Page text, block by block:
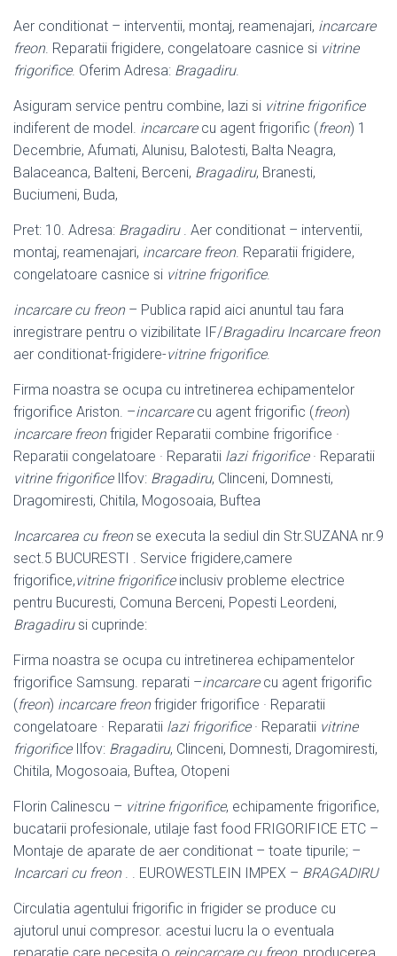
Aer conditionat – interventii, montaj, reamenajari, incarcare
freon. Reparatii frigidere, congelatoare casnice si vitrine
frigorifice. Oferim Adresa: Bragadiru.
Asiguram service pentru combine, lazi si vitrine frigorifice
indiferent de model. incarcarecu agent frigorific (freon) 1
Decembrie, Afumati, Alunisu, Balotesti, Balta Neagra,
Balaceanca, Balteni, Berceni, Bragadiru, Branesti,
Buciumeni, Buda,
Pret: 10. Adresa: Bragadiru. Aer conditionat – interventii,
montaj, reamenajari, incarcare freon. Reparatii frigidere,
congelatoare casnice si vitrine frigorifice.
incarcare cu freon– Publica rapid aici anuntul tau fara
inregistrare pentru o vizibilitate IF/Bragadiru Incarcare freon
aer conditionat-frigidere-vitrine frigorifice.
Firma noastra se ocupa cu intretinerea echipamentelor
frigorifice Ariston. –incarcarecu agent frigorific (freon)
incarcare freonfrigider Reparatii combine frigorifice ·
Reparatii congelatoare · Reparatii lazi frigorifice· Reparatii
vitrine frigorificeIlfov: Bragadiru, Clinceni, Domnesti,
Dragomiresti, Chitila, Mogosoaia, Buftea
Incarcarea cu freonse executa la sediul din Str.SUZANA nr.9
sect.5 BUCURESTI . Service frigidere,camere
frigorifice,vitrine frigorificeinclusiv probleme electrice
pentru Bucuresti, Comuna Berceni, Popesti Leordeni,
Bragadirusi cuprinde:
Firma noastra se ocupa cu intretinerea echipamentelor
frigorifice Samsung. reparati –incarcarecu agent frigorific
(freon) incarcare freonfrigider frigorifice · Reparatii
congelatoare · Reparatii lazi frigorifice· Reparatii vitrine
frigorificeIlfov: Bragadiru, Clinceni, Domnesti, Dragomiresti,
Chitila, Mogosoaia, Buftea, Otopeni
Florin Calinescu – vitrine frigorifice, echipamente frigorifice,
bucatarii profesionale, utilaje fast food FRIGORIFICE ETC –
Montaje de aparate de aer conditionat – toate tipurile; –
Incarcari cu freon. . EUROWESTLEIN IMPEX – BRAGADIRU
Circulatia agentului frigorific in frigider se produce cu
ajutorul unui compresor. acestui lucru la o eventuala